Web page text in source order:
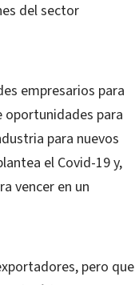
del sector
empresarios para
para
para nuevos
el Covid-19 y,
vencer en un
pero que